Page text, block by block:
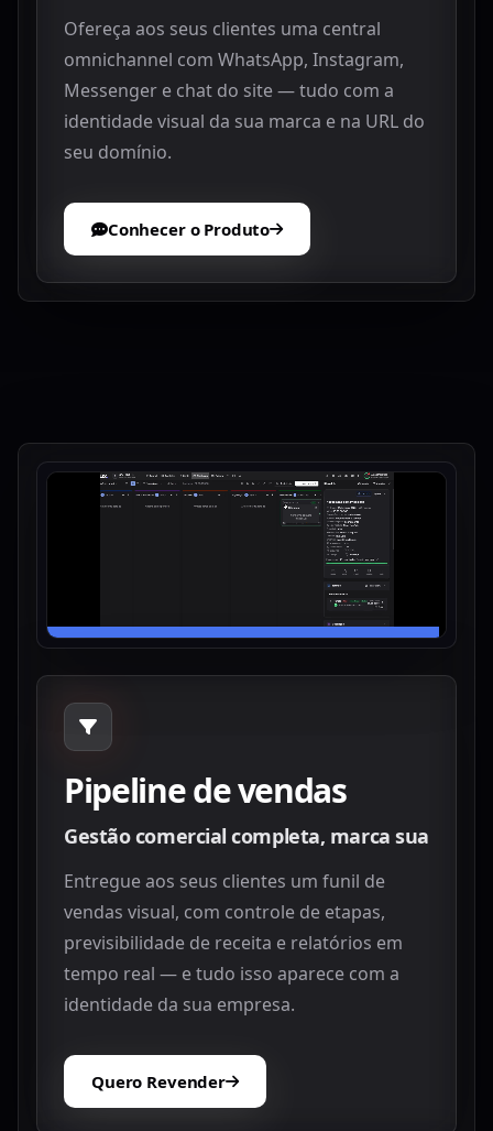
Ofereça aos seus clientes uma central
omnichannel com WhatsApp, Instagram,
Messenger e chat do site — tudo com a
identidade visual da sua marca e na URL do
seu domínio.
Conhecer o Produto
Pipeline de vendas
Gestão comercial completa, marca sua
Entregue aos seus clientes um funil de
vendas visual, com controle de etapas,
previsibilidade de receita e relatórios em
tempo real — e tudo isso aparece com a
identidade da sua empresa.
Quero Revender